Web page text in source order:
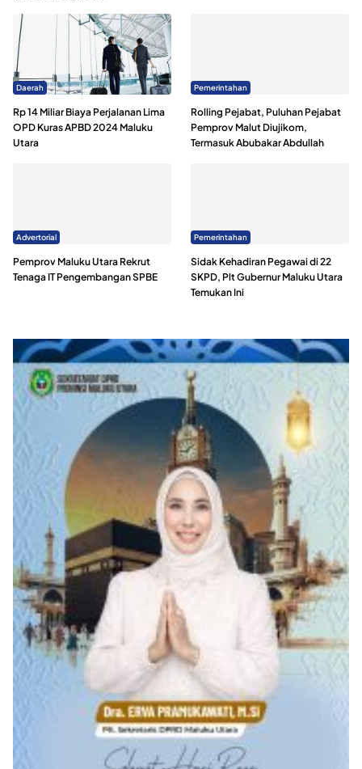
Daerah
Rp 14 Miliar Biaya Perjalanan Lima
OPD Kuras APBD 2024 Maluku
Utara
Pemerintahan
Rolling Pejabat, Puluhan Pejabat
Pemprov Malut Diujikom,
Termasuk Abubakar Abdullah
Advertorial
Pemprov Maluku Utara Rekrut
Tenaga IT Pengembangan SPBE
Pemerintahan
Sidak Kehadiran Pegawai di 22
SKPD, Plt Gubernur Maluku Utara
Temukan Ini